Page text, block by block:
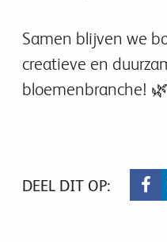
Samen blijven we
creatieve en
bloemenbranche! 🌿
DEEL DIT OP: